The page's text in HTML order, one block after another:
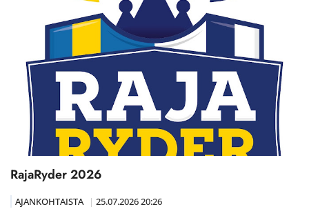
RajaRyder 2026
AJANKOHTAISTA | 25.07.2026 20:26